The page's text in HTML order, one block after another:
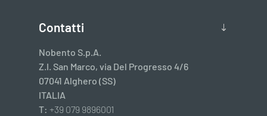
Contatti
Nobento S.p.A.
Z.I. San Marco, via Del Progresso 4/6
07041 Alghero (SS)
ITALIA
T: +39 079 9896001